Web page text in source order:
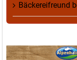
Bäckereifreund